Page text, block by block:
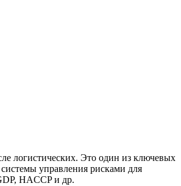
логистических. Это один из ключевых
управления рисками для
HACCP и др.